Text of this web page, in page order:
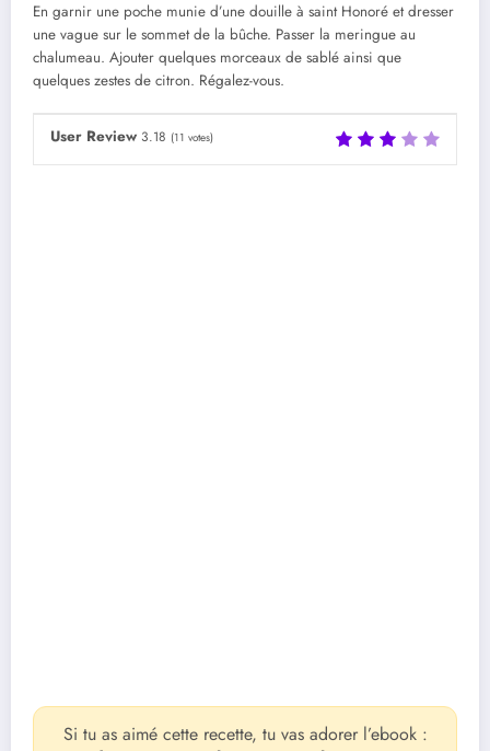
En garnir une poche munie d’une douille à saint Honoré et dresser
une vague sur le sommet de la bûche. Passer la meringue au
chalumeau. Ajouter quelques morceaux de sablé ainsi que
quelques zestes de citron. Régalez-vous.
User Review 3.18 (11 votes)
Si tu as aimé cette recette, tu vas adorer l’ebook :